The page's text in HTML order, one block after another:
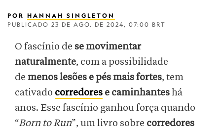
POR HANNAH SINGLETON
PUBLICADO 23 DE AGO. DE 2024, 07:00 BRT
O fascínio de se movimentar
naturalmente, com a possibilidade
de menos lesões e pés mais fortes, tem
cativado corredores e caminhanteshá
anos. Esse fascínio ganhou força quando
“Born to Run”, um livro sobre corredores